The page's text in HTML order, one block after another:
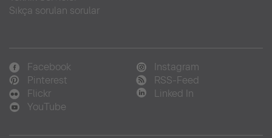
Sıkça sorulan sorular
Facebook
Instagram
Pinterest
RSS-Feed
Flickr
Linked In
YouTube